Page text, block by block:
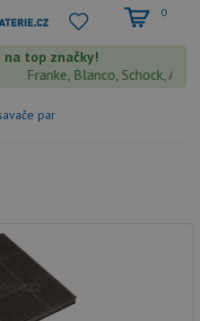
0
na top značky!
Franke, Blanco, Schock,
par